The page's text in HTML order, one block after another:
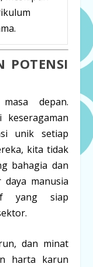
POTENSI
depan.
unik setiap
kita tidak
bahagia dan
manusia
yang siap
dan minat
harta karun